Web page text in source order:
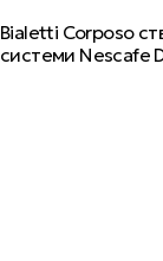
Bialetti Corposo
системи Nescafe